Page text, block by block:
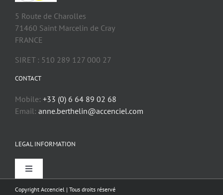
5 Route de Charolles
71460 Saint Marcelin de Cray
FRANCE
SIRET : 510 289 127 000 27
CONTACT
Mobile: +33 (0) 6 64 89 02 68
Email: anne.berthelin@accenciel.com
LEGAL INFORMATION
Toggle
Copyright Accenciel | Tous droits réservé